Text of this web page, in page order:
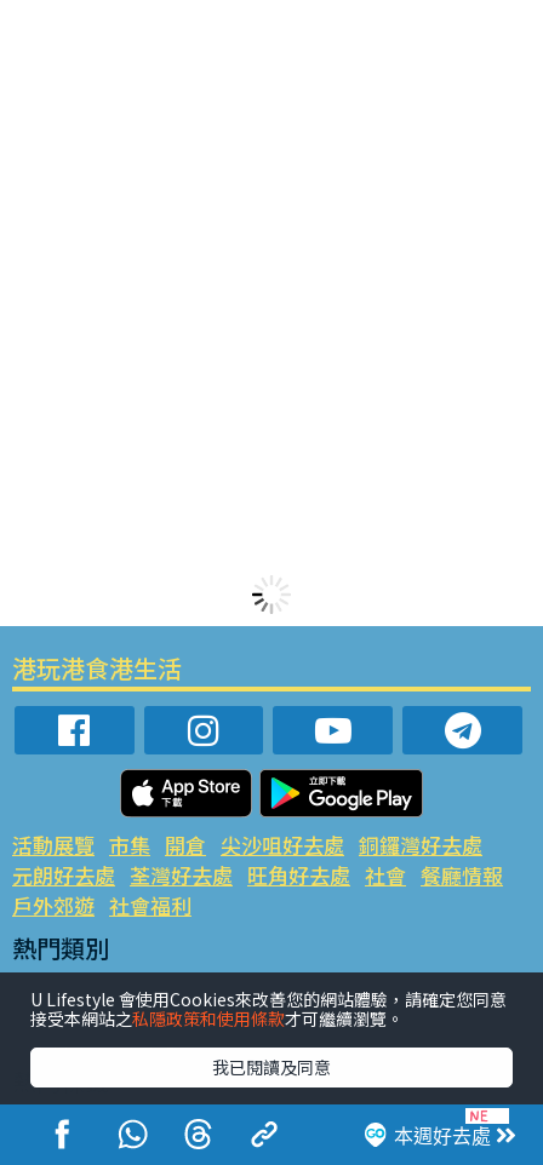
本週好去處
港玩港食港生活
活動展覽 市集 開倉 尖沙咀好去處 銅鑼灣好去處
元朗好去處 荃灣好去處 旺角好去處 社會 餐廳情報
戶外郊遊 社會福利
熱門類別
網民熱話 活動展覽 市集 開倉 尖沙咀好去處
銅鑼灣好去處 元朗好去處 荃灣好去處 旺角好去處 社會
熱門標籤
#UGO搵好去處 #人氣活動推介 #美食社群熱話
#親子玩樂好去處
#ULifestyle應用程式
#限時搶
U Lifestyle 會使用Cookies來改善您的網站體驗，請確定您同意
接受本網站之私隱政策和使用條款才可繼續瀏覽。
我已閱讀及同意